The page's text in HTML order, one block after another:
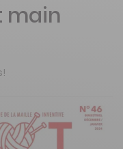
main